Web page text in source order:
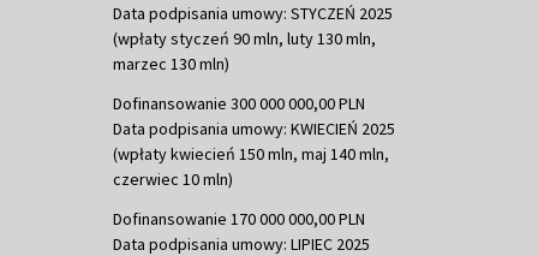
Data podpisania umowy: STYCZEŃ 2025
(wpłaty styczeń 90 mln, luty 130 mln,
marzec 130 mln)
Dofinansowanie 300 000 000,00 PLN
Data podpisania umowy: KWIECIEŃ 2025
(wpłaty kwiecień 150 mln, maj 140 mln,
czerwiec 10 mln)
Dofinansowanie 170 000 000,00 PLN
Data podpisania umowy: LIPIEC 2025